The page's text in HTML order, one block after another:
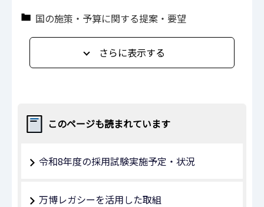
国の施策・予算に関する提案・要望
さらに表示する
このページも読まれています
令和8年度の採用試験実施予定・状況
万博レガシーを活用した取組